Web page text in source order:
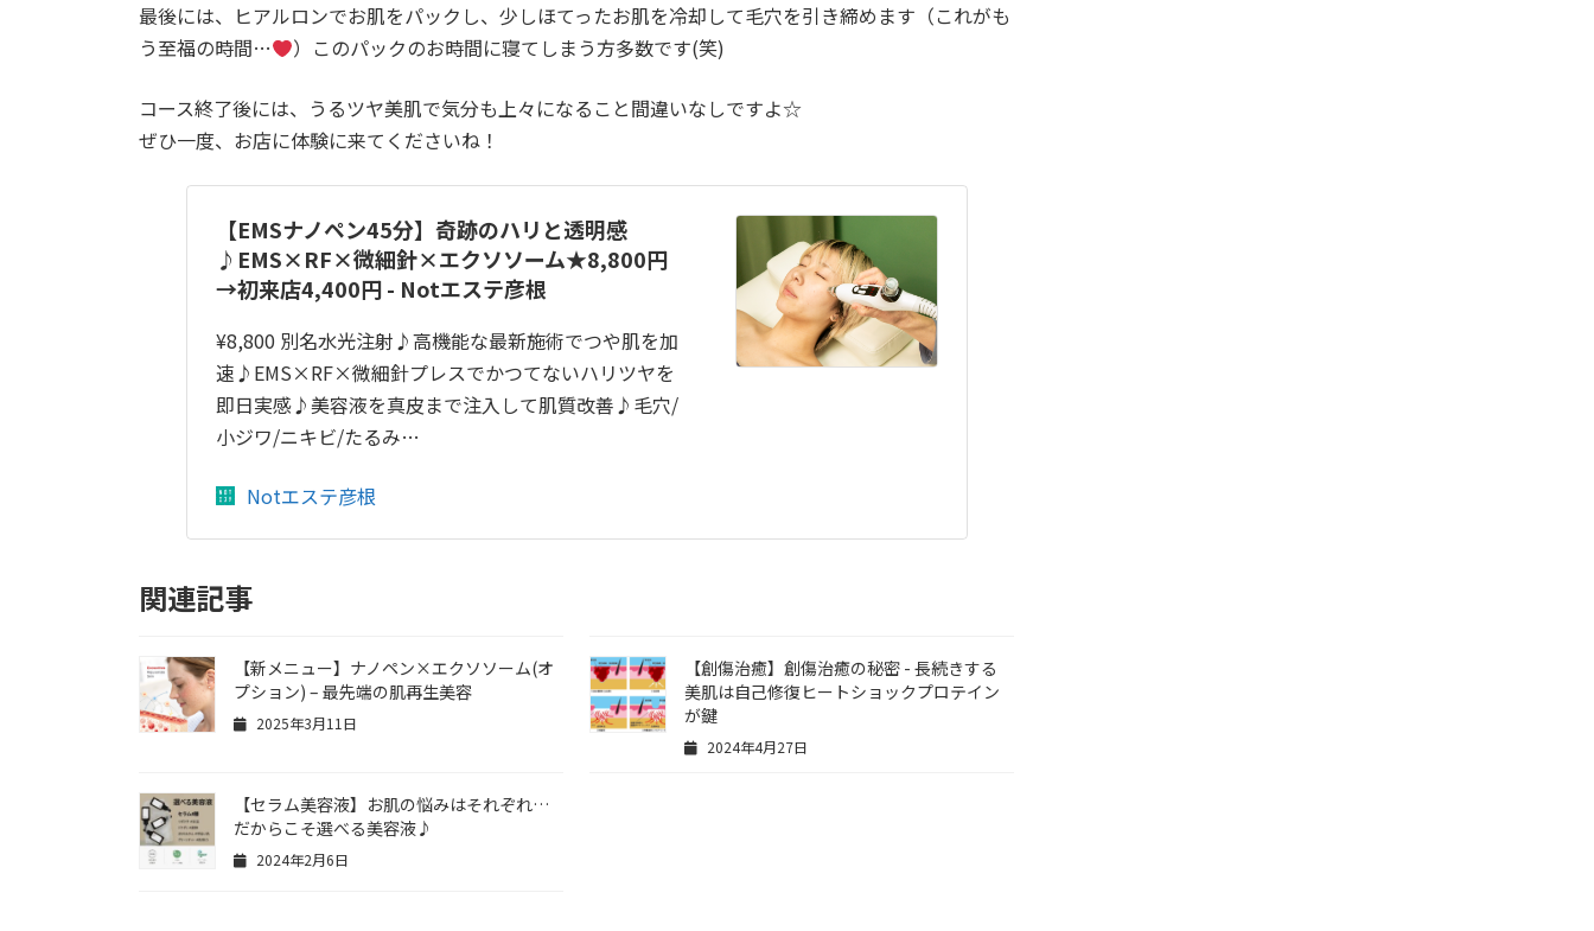
最後には、ヒアルロンでお肌をパックし、少しほてったお肌を冷却して毛穴を引き締めます（これがも
う至福の時間…
）このパックのお時間に寝てしまう方多数です(笑)
コース終了後には、うるツヤ美肌で気分も上々になること間違いなしですよ☆
ぜひ一度、お店に体験に来てくださいね！
【EMSナノペン45分】奇跡のハリと透明感
♪EMS×RF×微細針×エクソソーム★8,800円
→初来店4,400円 - Notエステ彦根
¥8,800 別名水光注射♪高機能な最新施術でつや肌を加
速♪EMS×RF×微細針プレスでかつてないハリツヤを
即日実感♪美容液を真皮まで注入して肌質改善♪毛穴/
小ジワ/ニキビ/たるみ…
Notエステ彦根
関連記事
【新メニュー】ナノペン×エクソソーム(オ
プション) – 最先端の肌再生美容
2025年3月11日
【創傷治癒】創傷治癒の秘密 - 長続きする
美肌は自己修復ヒートショックプロテイン
が鍵
2024年4月27日
【セラム美容液】お肌の悩みはそれぞれ…
だからこそ選べる美容液♪
2024年2月6日